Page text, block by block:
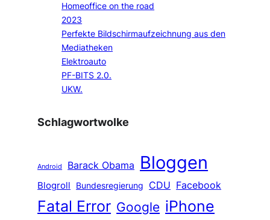
Homeoffice on the road
2023
Perfekte Bildschirmaufzeichnung aus den
Mediatheken
Elektroauto
PF-BITS 2.0.
UKW.
Schlagwortwolke
Android Barack Obama Bloggen
Blogroll Bundesregierung CDU Facebook
Fatal Error Google iPhone